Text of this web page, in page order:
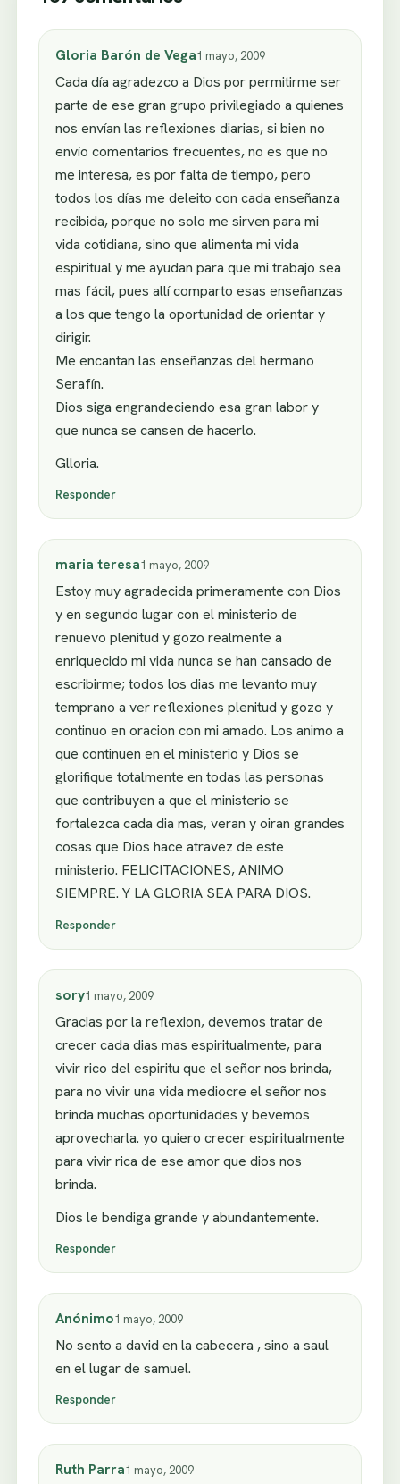
Gloria Barón de Vega1 mayo, 2009
Cada día agradezco a Dios por permitirme ser
parte de ese gran grupo privilegiado a quienes
nos envían las reflexiones diarias, si bien no
envío comentarios frecuentes, no es que no
me interesa, es por falta de tiempo, pero
todos los días me deleito con cada enseñanza
recibida, porque no solo me sirven para mi
vida cotidiana, sino que alimenta mi vida
espiritual y me ayudan para que mi trabajo sea
mas fácil, pues allí comparto esas enseñanzas
a los que tengo la oportunidad de orientar y
dirigir.
Me encantan las enseñanzas del hermano
Serafín.
Dios siga engrandeciendo esa gran labor y
que nunca se cansen de hacerlo.
Glloria.
Responder
maria teresa1 mayo, 2009
Estoy muy agradecida primeramente con Dios
y en segundo lugar con el ministerio de
renuevo plenitud y gozo realmente a
enriquecido mi vida nunca se han cansado de
escribirme; todos los dias me levanto muy
temprano a ver reflexiones plenitud y gozo y
continuo en oracion con mi amado. Los animo a
que continuen en el ministerio y Dios se
glorifique totalmente en todas las personas
que contribuyen a que el ministerio se
fortalezca cada dia mas, veran y oiran grandes
cosas que Dios hace atravez de este
ministerio. FELICITACIONES, ANIMO
SIEMPRE. Y LA GLORIA SEA PARA DIOS.
Responder
sory1 mayo, 2009
Gracias por la reflexion, devemos tratar de
crecer cada dias mas espiritualmente, para
vivir rico del espiritu que el señor nos brinda,
para no vivir una vida mediocre el señor nos
brinda muchas oportunidades y bevemos
aprovecharla. yo quiero crecer espiritualmente
para vivir rica de ese amor que dios nos
brinda.
Dios le bendiga grande y abundantemente.
Responder
Anónimo1 mayo, 2009
No sento a david en la cabecera , sino a saul
en el lugar de samuel.
Responder
Ruth Parra1 mayo, 2009